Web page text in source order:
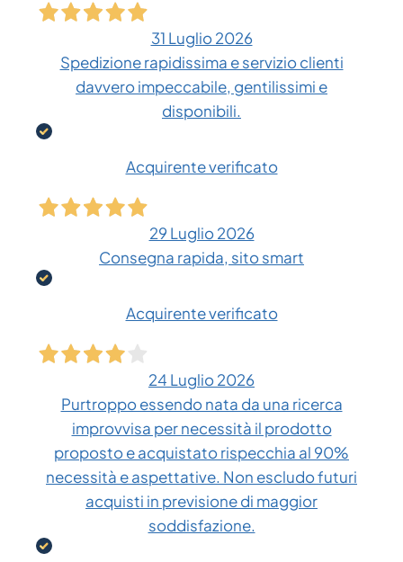
31 Luglio 2026
Spedizione rapidissima e servizio clienti
davvero impeccabile, gentilissimi e
disponibili.
Acquirente verificato
29 Luglio 2026
Consegna rapida, sito smart
Acquirente verificato
24 Luglio 2026
Purtroppo essendo nata da una ricerca
improvvisa per necessità il prodotto
proposto e acquistato rispecchia al 90%
necessità e aspettative. Non escludo futuri
acquisti in previsione di maggior
soddisfazione.